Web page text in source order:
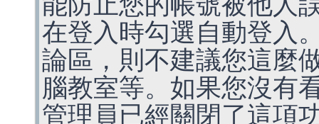
在登入時勾選自動登入
論區，則不建議您這麼
腦教室等。如果您沒有
管理員已經關閉了這項